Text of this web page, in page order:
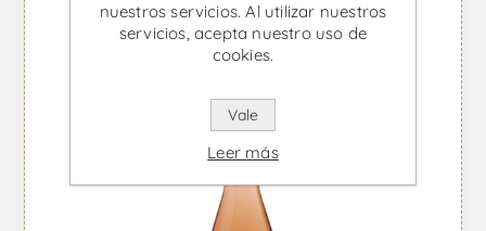
nuestros servicios. Al utilizar nuestros
servicios, acepta nuestro uso de
cookies.
Vale
Leer más